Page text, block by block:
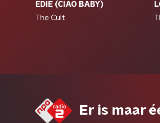
EDIE (CIAO BABY)
The Cult
Er is maar